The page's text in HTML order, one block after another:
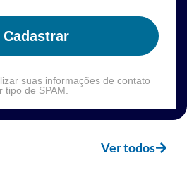
Cadastrar
suas informações de contato
de SPAM.
Ver todos